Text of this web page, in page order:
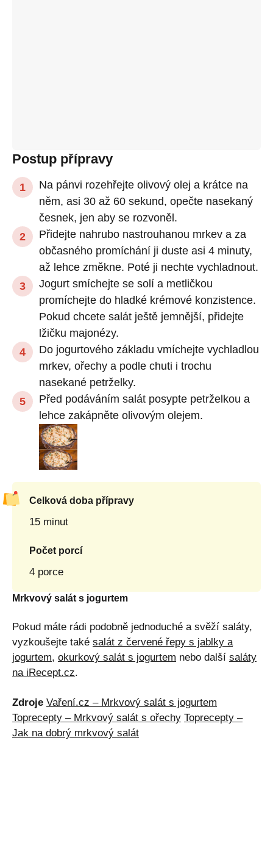
Postup přípravy
Na pánvi rozehřejte olivový olej a krátce na
něm, asi 30 až 60 sekund, opečte nasekaný
česnek, jen aby se rozvoněl.
Přidejte nahrubo nastrouhanou mrkev a za
občasného promíchání ji duste asi 4 minuty,
až lehce změkne. Poté ji nechte vychladnout.
Jogurt smíchejte se solí a metličkou
promíchejte do hladké krémové konzistence.
Pokud chcete salát ještě jemnější, přidejte
lžičku majonézy.
Do jogurtového základu vmíchejte vychladlou
mrkev, ořechy a podle chuti i trochu
nasekané petrželky.
Před podáváním salát posypte petrželkou a
lehce zakápněte olivovým olejem.
Celková doba přípravy
15 minut
Počet porcí
4 porce
Mrkvový salát s jogurtem
Pokud máte rádi podobně jednoduché a svěží saláty,
vyzkoušejte také salát z červené řepy s jablky a
jogurtem, okurkový salát s jogurtem nebo další saláty
na iRecept.cz.
Zdroje Vaření.cz – Mrkvový salát s jogurtem
Toprecepty – Mrkvový salát s ořechy Toprecepty –
Jak na dobrý mrkvový salát